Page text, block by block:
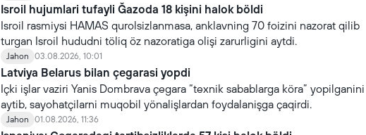
Isroil hujumlari tufayli Ğazoda 18 kişini halok böldi
Isroil rasmiysi HAMAS qurolsizlanmasa, anklavning 70 foizini nazorat qilib
turgan Isroil hududni töliq öz nazoratiga olişi zarurligini aytdi.
Jahon 03.08.2026, 10:01
Latviya Belarus bilan çegarasi yopdi
Içki işlar vaziri Yanis Dombrava çegara “texnik sabablarga köra” yopilganini
aytib, sayohatçilarni muqobil yönalişlardan foydalanişga çaqirdi.
Jahon 01.08.2026, 11:36